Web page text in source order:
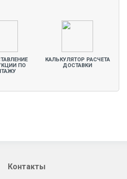
ПО
КАЛЬКУЛЯТОР РАСЧЕТА
ДОСТАВКИ
Контакты